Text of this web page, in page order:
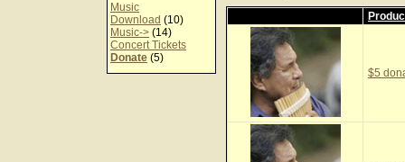
Music
Download (10)
Music-> (14)
Concert Tickets
Donate (5)
$5